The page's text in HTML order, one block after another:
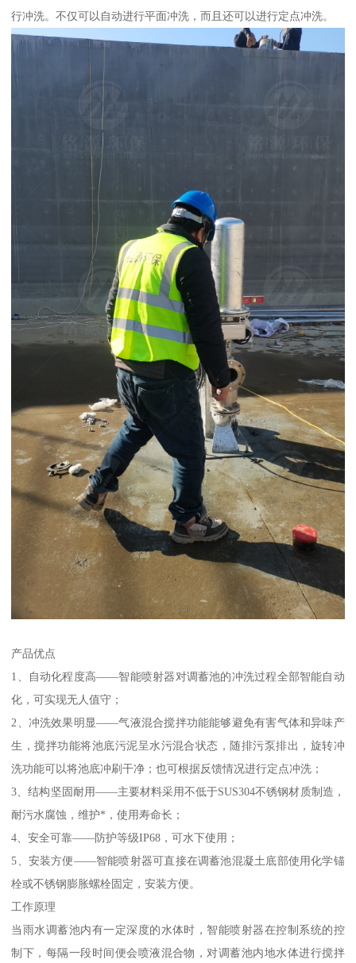
行冲洗。不仅可以自动进行平面冲洗，而且还可以进行定点冲洗。
产品优点
1、自动化程度高——智能喷射器对调蓄池的冲洗过程全部智能自动
化，可实现无人值守；
2、冲洗效果明显——气液混合搅拌功能能够避免有害气体和异味产
生，搅拌功能将池底污泥呈水污混合状态，随排污泵排出，旋转冲
洗功能可以将池底冲刷干净；也可根据反馈情况进行定点冲洗；
3、结构坚固耐用——主要材料采用不低于SUS304不锈钢材质制造，
耐污水腐蚀，维护*，使用寿命长；
4、安全可靠——防护等级IP68，可水下使用；
5、安装方便——智能喷射器可直接在调蓄池混凝土底部使用化学锚
栓或不锈钢膨胀螺栓固定，安装方便。
工作原理
当雨水调蓄池内有一定深度的水体时，智能喷射器在控制系统的控
制下，每隔一段时间便会喷液混合物，对调蓄池内地水体进行搅拌